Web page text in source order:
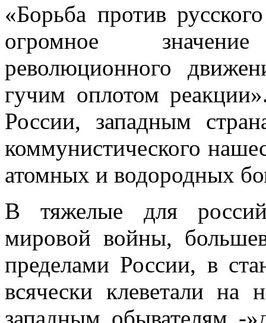
«Борьба против
огромное
революционного
гучим оплотом
России, западным
коммунистического
атомных и водородных
В тяжелые для
мировой войны,
пределами России, в
всячески клеветали
запад­ным обывателям -